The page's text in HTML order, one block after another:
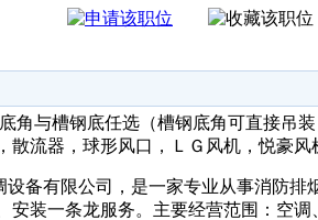
与槽钢底任选（槽钢底角可直接吊
流器，球形风口，ＬＧ风机，悦豪风
设备有限公司，是一家专业从事消防
安装一条龙服务。主要经营范围：空